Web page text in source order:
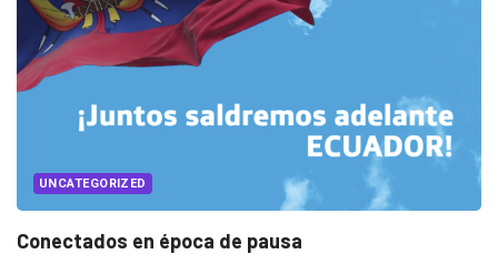
UNCATEGORIZED
Conectados en época de pausa